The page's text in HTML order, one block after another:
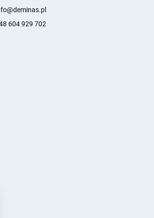
@deminas.pl
604 929 702